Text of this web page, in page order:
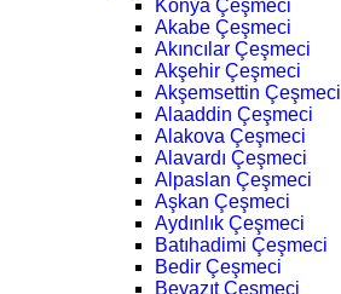
Konya Çeşmeci
Akabe Çeşmeci
Akıncılar Çeşmeci
Akşehir Çeşmeci
Akşemsettin Çeşmeci
Alaaddin Çeşmeci
Alakova Çeşmeci
Alavardı Çeşmeci
Alpaslan Çeşmeci
Aşkan Çeşmeci
Aydınlık Çeşmeci
Batıhadimi Çeşmeci
Bedir Çeşmeci
Beyazıt Çeşmeci